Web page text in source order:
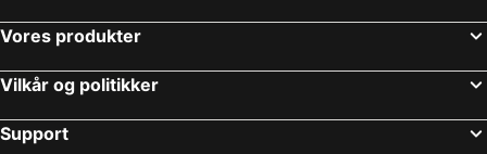
Lomma Strandhoteller
Vellinge Strandhoteller
Sölvesborg Strandhoteller
Skurup Strandhoteller
Glemmingebro Strandhoteller
Vores produkter
Vilkår og politikker
Support